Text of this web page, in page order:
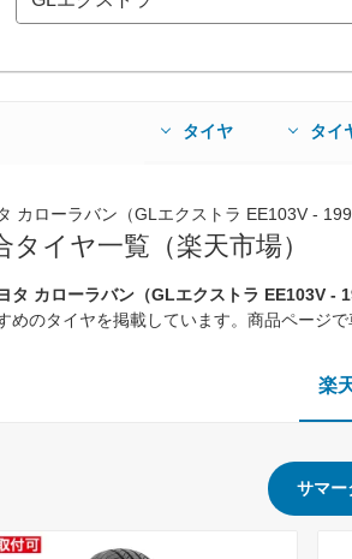
タイヤ タイ
カローラバン（GLエクストラ EE103V -
タイヤ一覧（楽天市場）
タ カローラバン（GLエクストラ EE103V -
めのタイヤを掲載しています。商品ページ
楽
サマー